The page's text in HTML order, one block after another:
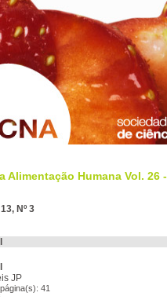
Alimentação Humana Vol. 26 -
Nº 3
JP
41